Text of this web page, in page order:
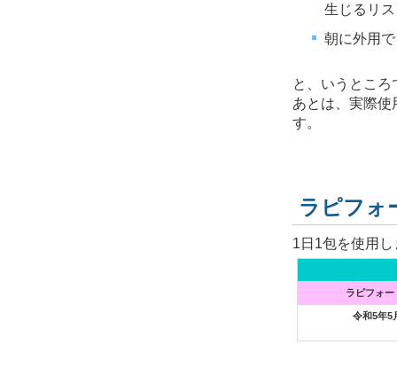
生じるリ
朝に外用
と、いうところ
あとは、実際
す。
ラピフォ
1日1包を使用
ラピフォ
令和5年5